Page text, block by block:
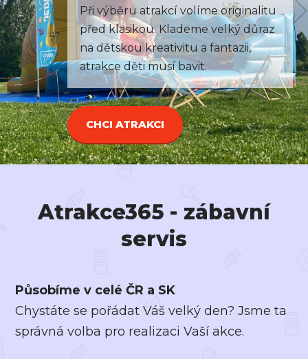
důraz
na kompletní zajištění
a společenských akcí. I Vám
zážitek na míru.
CHCI PÁRTY PROGRAM
Atrakce365 - zábavní
servis
Působíme v celé ČR a SK
Chystáte se pořádat Váš velký den? Jsme ta
správná volba pro realizaci Vaší akce.